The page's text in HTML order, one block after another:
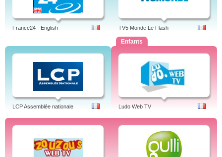
France24 - English TV5 Monde Le Flash
LCP Assemblée nationale
Enfants
Ludo Web TV